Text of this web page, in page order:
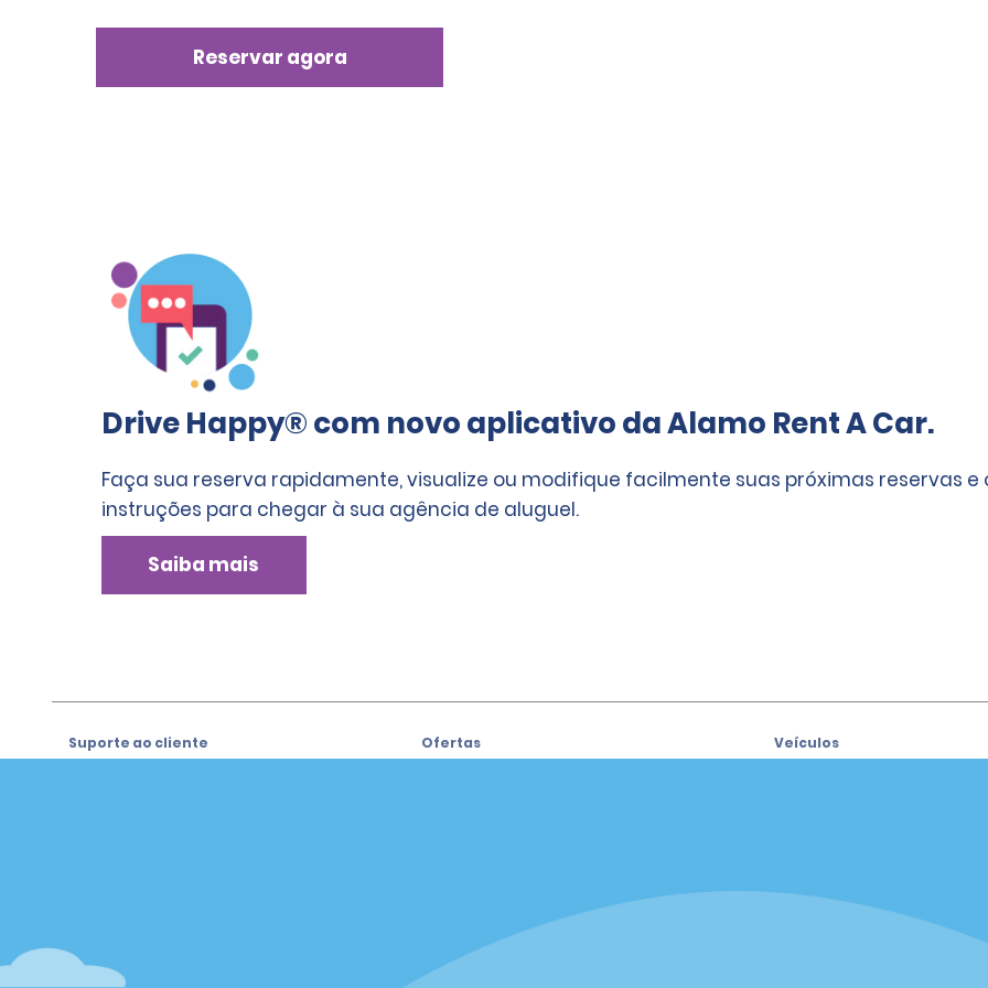
Reservar agora
Drive Happy® com novo aplicativo da Alamo Rent A Car.
Faça sua reserva rapidamente, visualize ou modifique facilmente suas próximas reservas e
instruções para chegar à sua agência de aluguel.
Saiba mais
Suporte ao cliente
Começar uma reserva
Ofertas
Alamo Insiders
Entrar
Veículos